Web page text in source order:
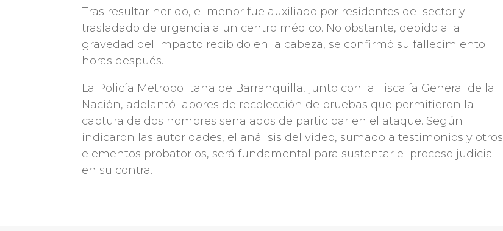
Tras resultar herido, el menor fue auxiliado por residentes del sector y
trasladado de urgencia a un centro médico. No obstante, debido a la
gravedad del impacto recibido en la cabeza, se confirmó su fallecimiento
horas después.
La Policía Metropolitana de Barranquilla, junto con la Fiscalía General de la
Nación, adelantó labores de recolección de pruebas que permitieron la
captura de dos hombres señalados de participar en el ataque. Según
indicaron las autoridades, el análisis del video, sumado a testimonios y otros
elementos probatorios, será fundamental para sustentar el proceso judicial
en su contra.